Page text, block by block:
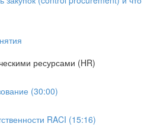
ресурсами (HR)
(30:00)
RACI (15:16)